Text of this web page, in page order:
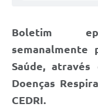
Links e Sites
Arquivos para Download
Diário Oficial
Links
Boletim
semanalmente
Saúde,
Doenças
CEDRI.